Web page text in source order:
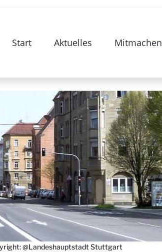
Start Aktuelles Mitmachen
@Landeshauptstadt Stuttgart